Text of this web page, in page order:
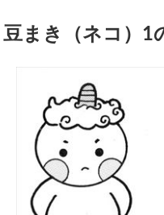
豆まき（ネコ）1